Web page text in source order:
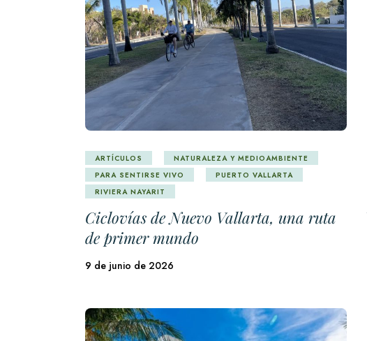
ARTÍCULOS
NATURALEZA Y MEDIOAMBIENTE
PARA SENTIRSE VIVO
PUERTO VALLARTA
RIVIERA NAYARIT
Ciclovías de Nuevo Vallarta, una ruta
de primer mundo
9 de junio de 2026